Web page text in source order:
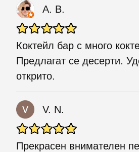
A. B.
Коктейл бар с много
Предлагат се десерти.
открито.
V. N.
Прекрасен внимателен